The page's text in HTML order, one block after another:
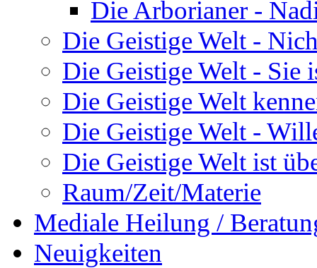
Die Arborianer -
Die Geistige Welt -
Die Geistige Welt - Sie
Die Geistige Welt
Die Geistige Welt -
Die Geistige Welt ist
Raum/Zeit/Materie
Mediale Heilung /
Neuigkeiten